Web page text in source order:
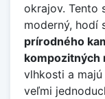
okrajov. Tento
moderný, hodí
prírodného
kompozitných
vlhkosti a
veľmi